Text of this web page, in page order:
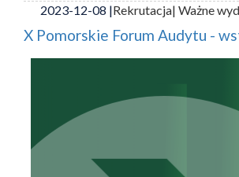
2023-12-08 |Rekrutacja| Ważne
X Pomorskie Forum Audytu -